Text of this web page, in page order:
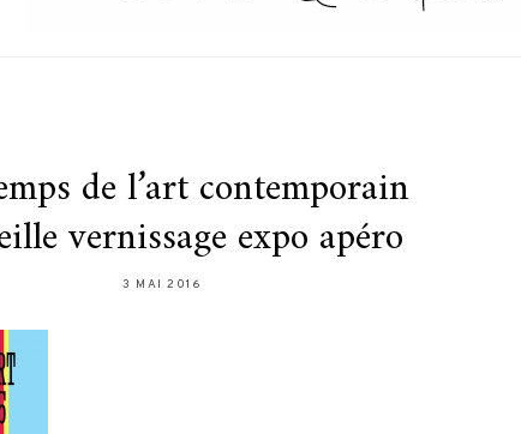
de l’art contemporain
vernissage expo apéro
3 MAI 2016